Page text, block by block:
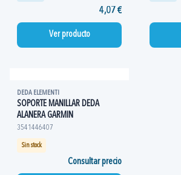
4,07 €
Ver producto
DEDA ELEMENTI
SOPORTE MANILLAR DEDA
ALANERA GARMIN
3541446407
Sin stock
Consultar precio